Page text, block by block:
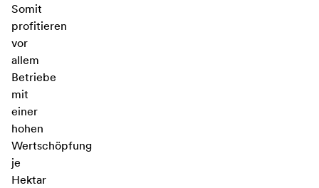
Somit
profitieren
vor
allem
Betriebe
mit
einer
hohen
Wertschöpfung
je
Hektar